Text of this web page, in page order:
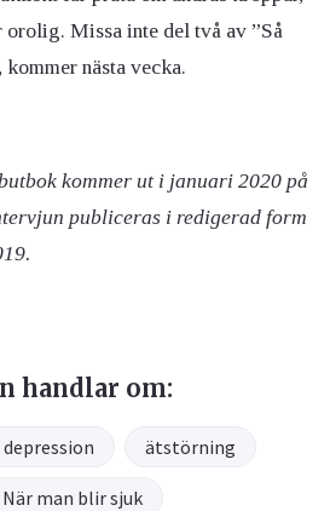
orolig. Missa inte del två av ”Så
nästa vecka.
kommer ut i januari 2020 på
publiceras i redigerad form
handlar om:
depression ätstörning
När man blir sjuk